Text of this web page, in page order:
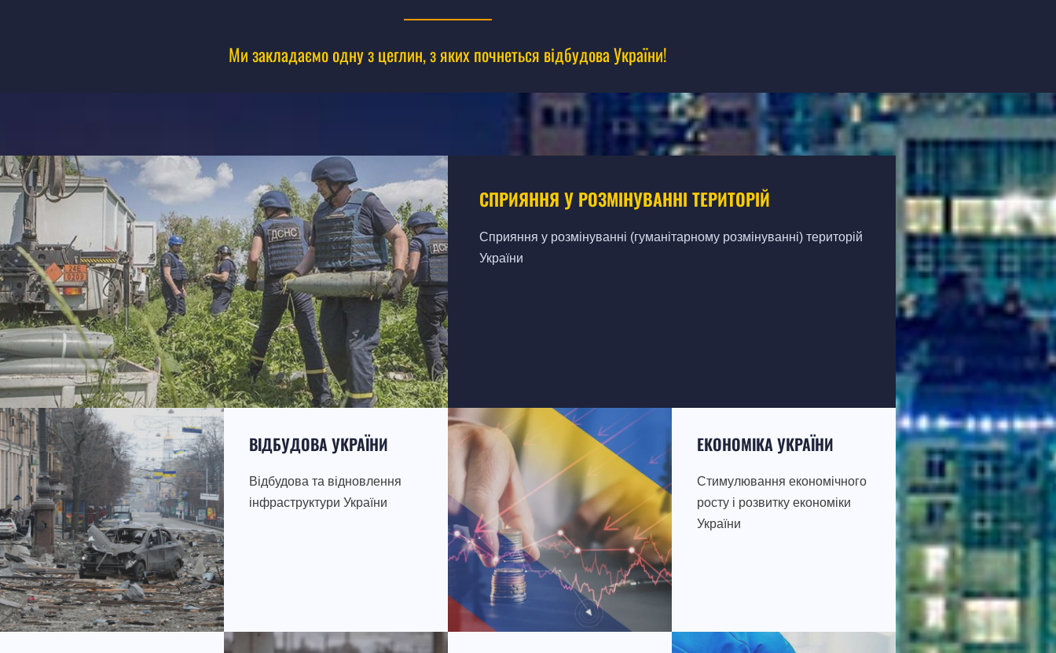
Ми закладаємо одну з цеглин, з яких почнеться відбудова України!
СПРИЯННЯ У РОЗМІНУВАННІ ТЕРИТОРІЙ
Сприяння у розмінуванні (гуманітарному розмінуванні) територій
України
ВІДБУДОВА УКРАЇНИ
Відбудова та відновлення
інфраструктури України
ЕКОНОМІКА УКРАЇНИ
Стимулювання економічного
росту і розвитку економіки
України